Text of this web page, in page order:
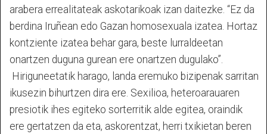
arabera errealitateak askotarikoak izan daitezke. “Ez da
berdina Iruñean edo Gazan homosexuala izatea. Hortaz
kontziente izatea behar gara, beste lurraldeetan
onartzen duguna gurean ere onartzen dugulako”.
Hiriguneetatik harago, landa eremuko bizipenak sarritan
ikusezin bihurtzen dira ere. Sexilioa, heteroarauaren
presiotik ihes egiteko sorterritik alde egitea, oraindik
ere gertatzen da eta, askorentzat, herri txikietan beren